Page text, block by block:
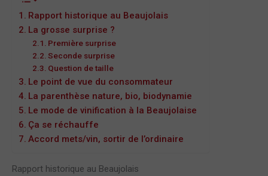
Rapport historique au Beaujolais
La grosse surprise ?
Première surprise
Seconde surprise
Question de taille
Le point de vue du consommateur
La parenthèse nature, bio, biodynamie
Le mode de vinification à la Beaujolaise
Ça se réchauffe
Accord mets/vin, sortir de l’ordinaire
Rapport historique au Beaujolais